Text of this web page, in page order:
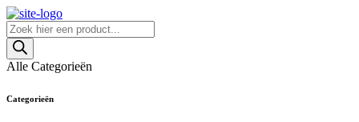
Skip
to
content
Producten
zoeken
Alle Categorieën
Categorieën